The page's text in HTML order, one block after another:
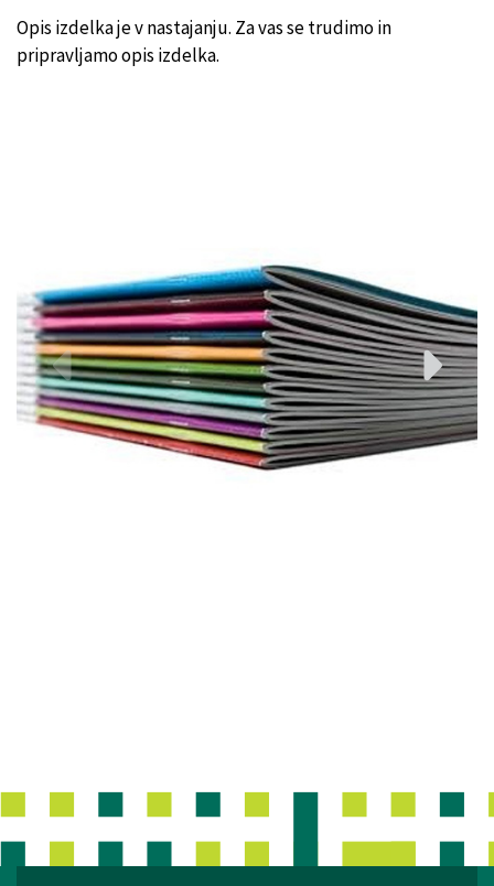
Opis izdelka je v nastajanju. Za vas se trudimo in
pripravljamo opis izdelka.